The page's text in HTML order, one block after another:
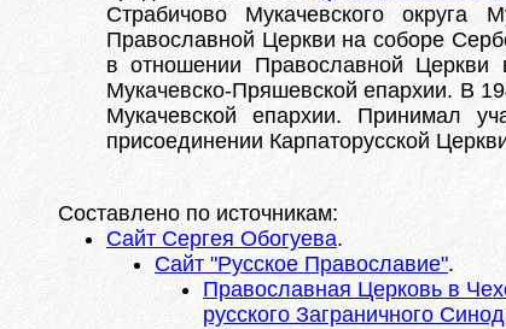
Страбичово Мукачевского округа
Православной Церкви на соборе
в отношении Православной
Мукачевско-Пряшевской епархии. В
Мукачевской епархии. Принимал
присоединении Карпаторусской
Составлено по источникам:
Сайт Сергея Обогуева.
Сайт "Русское Православие".
Православная Церковь в
русского Заграничного